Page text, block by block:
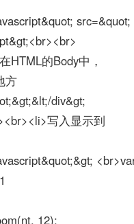
src=&quot;
HTML的Body中，
方
div&gt;
写入显示到
12);